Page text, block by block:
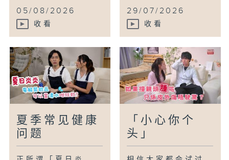
05/08/2026
收看
29/07/2026
收看
夏季常见健康
问题
「小心你个
头」